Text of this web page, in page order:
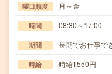
曜日頻度 月～金
時間 08:30～17:00
期間 長期でお仕事で
時給 時給1550円